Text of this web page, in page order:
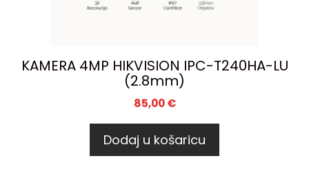
KAMERA 4MP HIKVISION IPC-T240HA-LU
(2.8mm)
85,00€
Dodaj u košaricu